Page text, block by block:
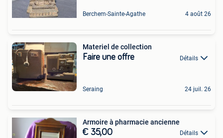
Berchem-Sainte-Agathe 4 août 26
Materiel de collection
Faire une offre Détails
Seraing 24 juil. 26
Armoire à pharmacie ancienne
€ 35,00 Détails